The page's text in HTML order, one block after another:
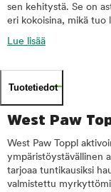
sen kehitystä. Se on
eri kokoisina, mikä tuo
Lue lisää
Tuotetiedot
West Paw
West Paw Toppl
ympäristöystävällinen
tarjoaa tuntikausiksi
valmistettu